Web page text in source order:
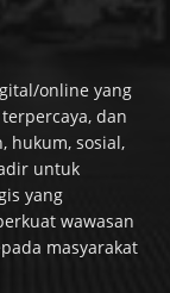
online yang
dan
hukum, sosial,
untuk
yang
wawasan
masyarakat